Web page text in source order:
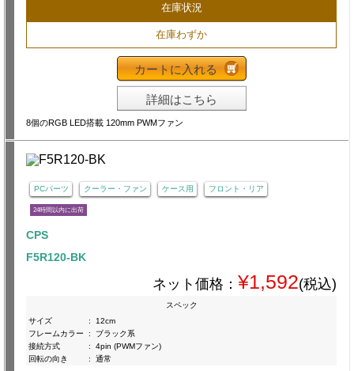
在庫状況
在庫わずか
カートに入れる
詳細はこちら
8個のRGB LED搭載 120mm PWMファン
PCパーツ クーラー・ファン ケース用 フロント・リア
24時間以内に出荷
CPS
F5R120-BK
ネット価格： ¥1,592(税込)
スペック
サイズ
:
12cm
フレームカラー
:
ブラック系
接続方式
:
4pin (PWMファン)
回転の向き
: 通常